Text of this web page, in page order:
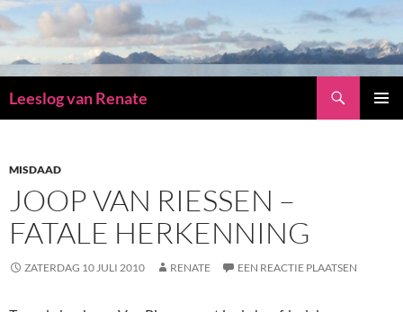
Leeslog van Renate
INHOUD
MISDAAD
JOOP VAN RIESSEN –
FATALE HERKENNING
ZATERDAG 10 JULI 2010 RENATE EEN REACTIE PLAATSEN